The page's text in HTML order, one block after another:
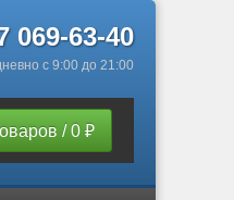
069-63-40
с 9:00 до 21:00
/ 0 ₽